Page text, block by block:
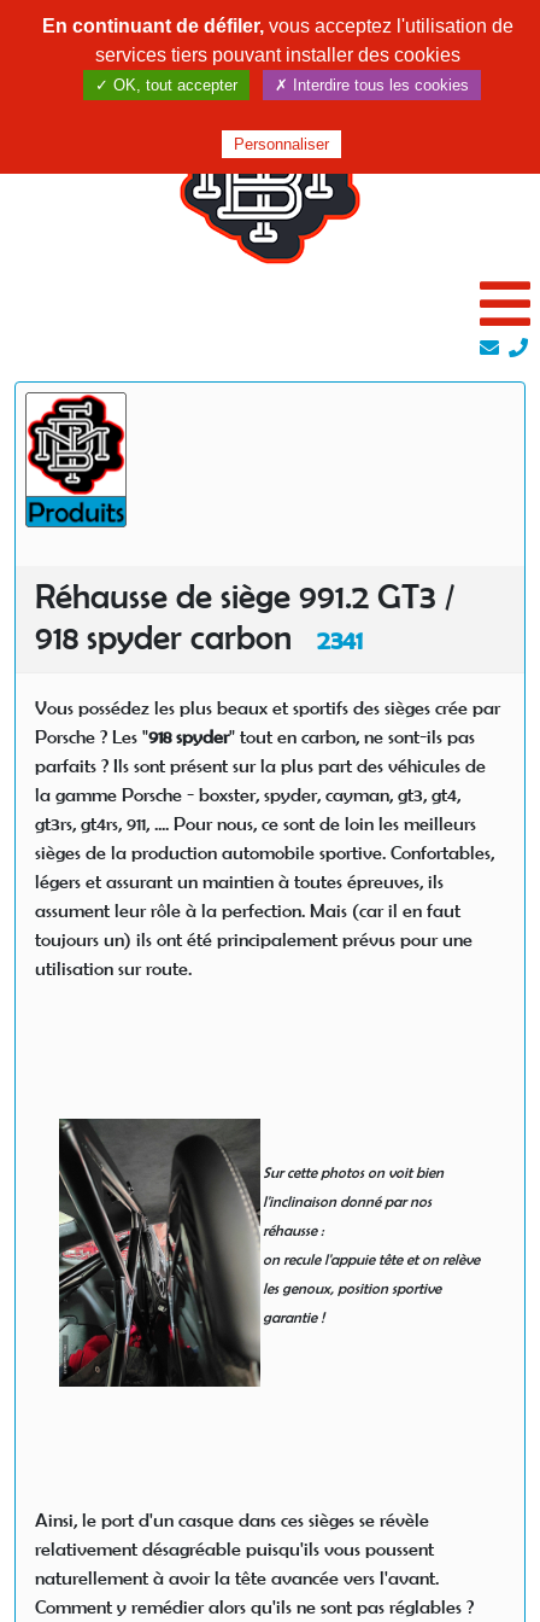
Réhausse de siège 991.2 GT3 /
918 spyder carbon
2341
Vous possédez les plus beaux et sportifs des sièges crée par
Porsche ? Les "918 spyder" tout en carbon, ne sont-ils pas
parfaits ? Ils sont présent sur la plus part des véhicules de
la gamme Porsche - boxster, spyder, cayman, gt3, gt4,
gt3rs, gt4rs, 911, .... Pour nous, ce sont de loin les meilleurs
sièges de la production automobile sportive. Confortables,
légers et assurant un maintien à toutes épreuves, ils
assument leur rôle à la perfection. Mais (car il en faut
toujours un) ils ont été principalement prévus pour une
utilisation sur route.
Sur cette photos on voit bien
l'inclinaison donné par nos
réhausse :
on recule l'appuie tête et on relève
les genoux, position sportive
garantie !
Ainsi, le port d'un casque dans ces sièges se révèle
relativement désagréable puisqu'ils vous poussent
naturellement à avoir la tête avancée vers l'avant.
Comment y remédier alors qu'ils ne sont pas réglables ?
En continuant de défiler,vous acceptez l'utilisation de
services tiers pouvant installer des cookies
✓ OK, tout accepter ✗ Interdire tous les cookies
Personnaliser